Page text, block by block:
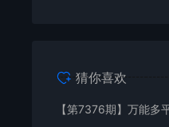
猜你喜欢